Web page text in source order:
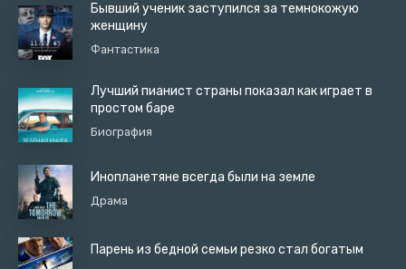
Бывший ученик заступился за темнокожую
женщину
Фантастика
Лучший пианист страны показал как играет в
простом баре
Биография
Инопланетяне всегда были на земле
Драма
Парень из бедной семьи резко стал богатым